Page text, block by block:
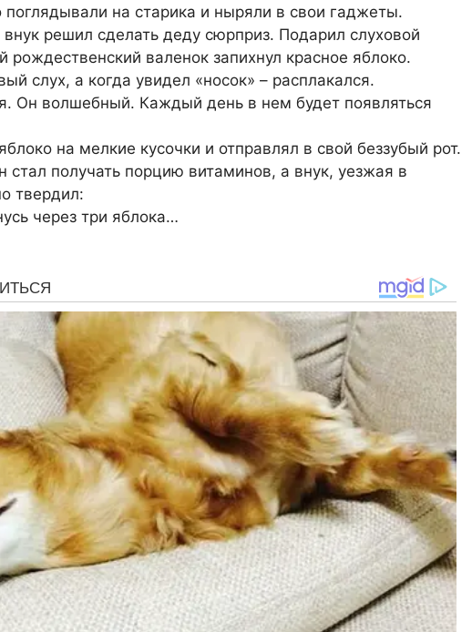
поглядывали на старика и ныряли в свои гаджеты.
решил сделать деду сюрприз. Подарил слуховой
рождественский валенок запихнул красное яблоко.
слух, а когда увидел «носок» – расплакался.
Он волшебный. Каждый день в нем будет появляться
на мелкие кусочки и отправлял в свой беззубый рот.
стал получать порцию витаминов, а внук, уезжая в
твердил:
через три яблока…